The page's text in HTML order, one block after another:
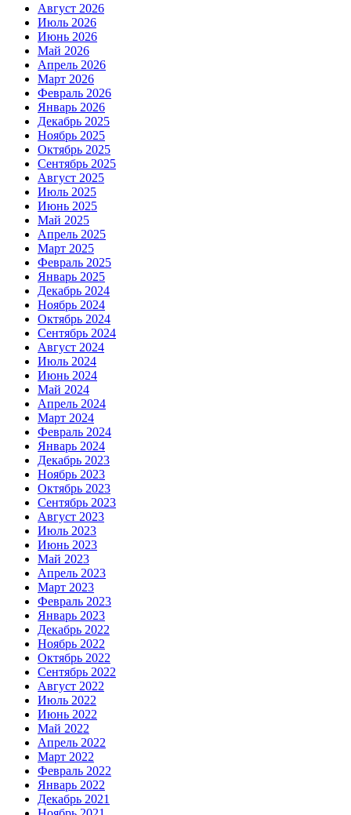
Август 2026
Июль 2026
Июнь 2026
Май 2026
Апрель 2026
Март 2026
Февраль 2026
Январь 2026
Декабрь 2025
Ноябрь 2025
Октябрь 2025
Сентябрь 2025
Август 2025
Июль 2025
Июнь 2025
Май 2025
Апрель 2025
Март 2025
Февраль 2025
Январь 2025
Декабрь 2024
Ноябрь 2024
Октябрь 2024
Сентябрь 2024
Август 2024
Июль 2024
Июнь 2024
Май 2024
Апрель 2024
Март 2024
Февраль 2024
Январь 2024
Декабрь 2023
Ноябрь 2023
Октябрь 2023
Сентябрь 2023
Август 2023
Июль 2023
Июнь 2023
Май 2023
Апрель 2023
Март 2023
Февраль 2023
Январь 2023
Декабрь 2022
Ноябрь 2022
Октябрь 2022
Сентябрь 2022
Август 2022
Июль 2022
Июнь 2022
Май 2022
Апрель 2022
Март 2022
Февраль 2022
Январь 2022
Декабрь 2021